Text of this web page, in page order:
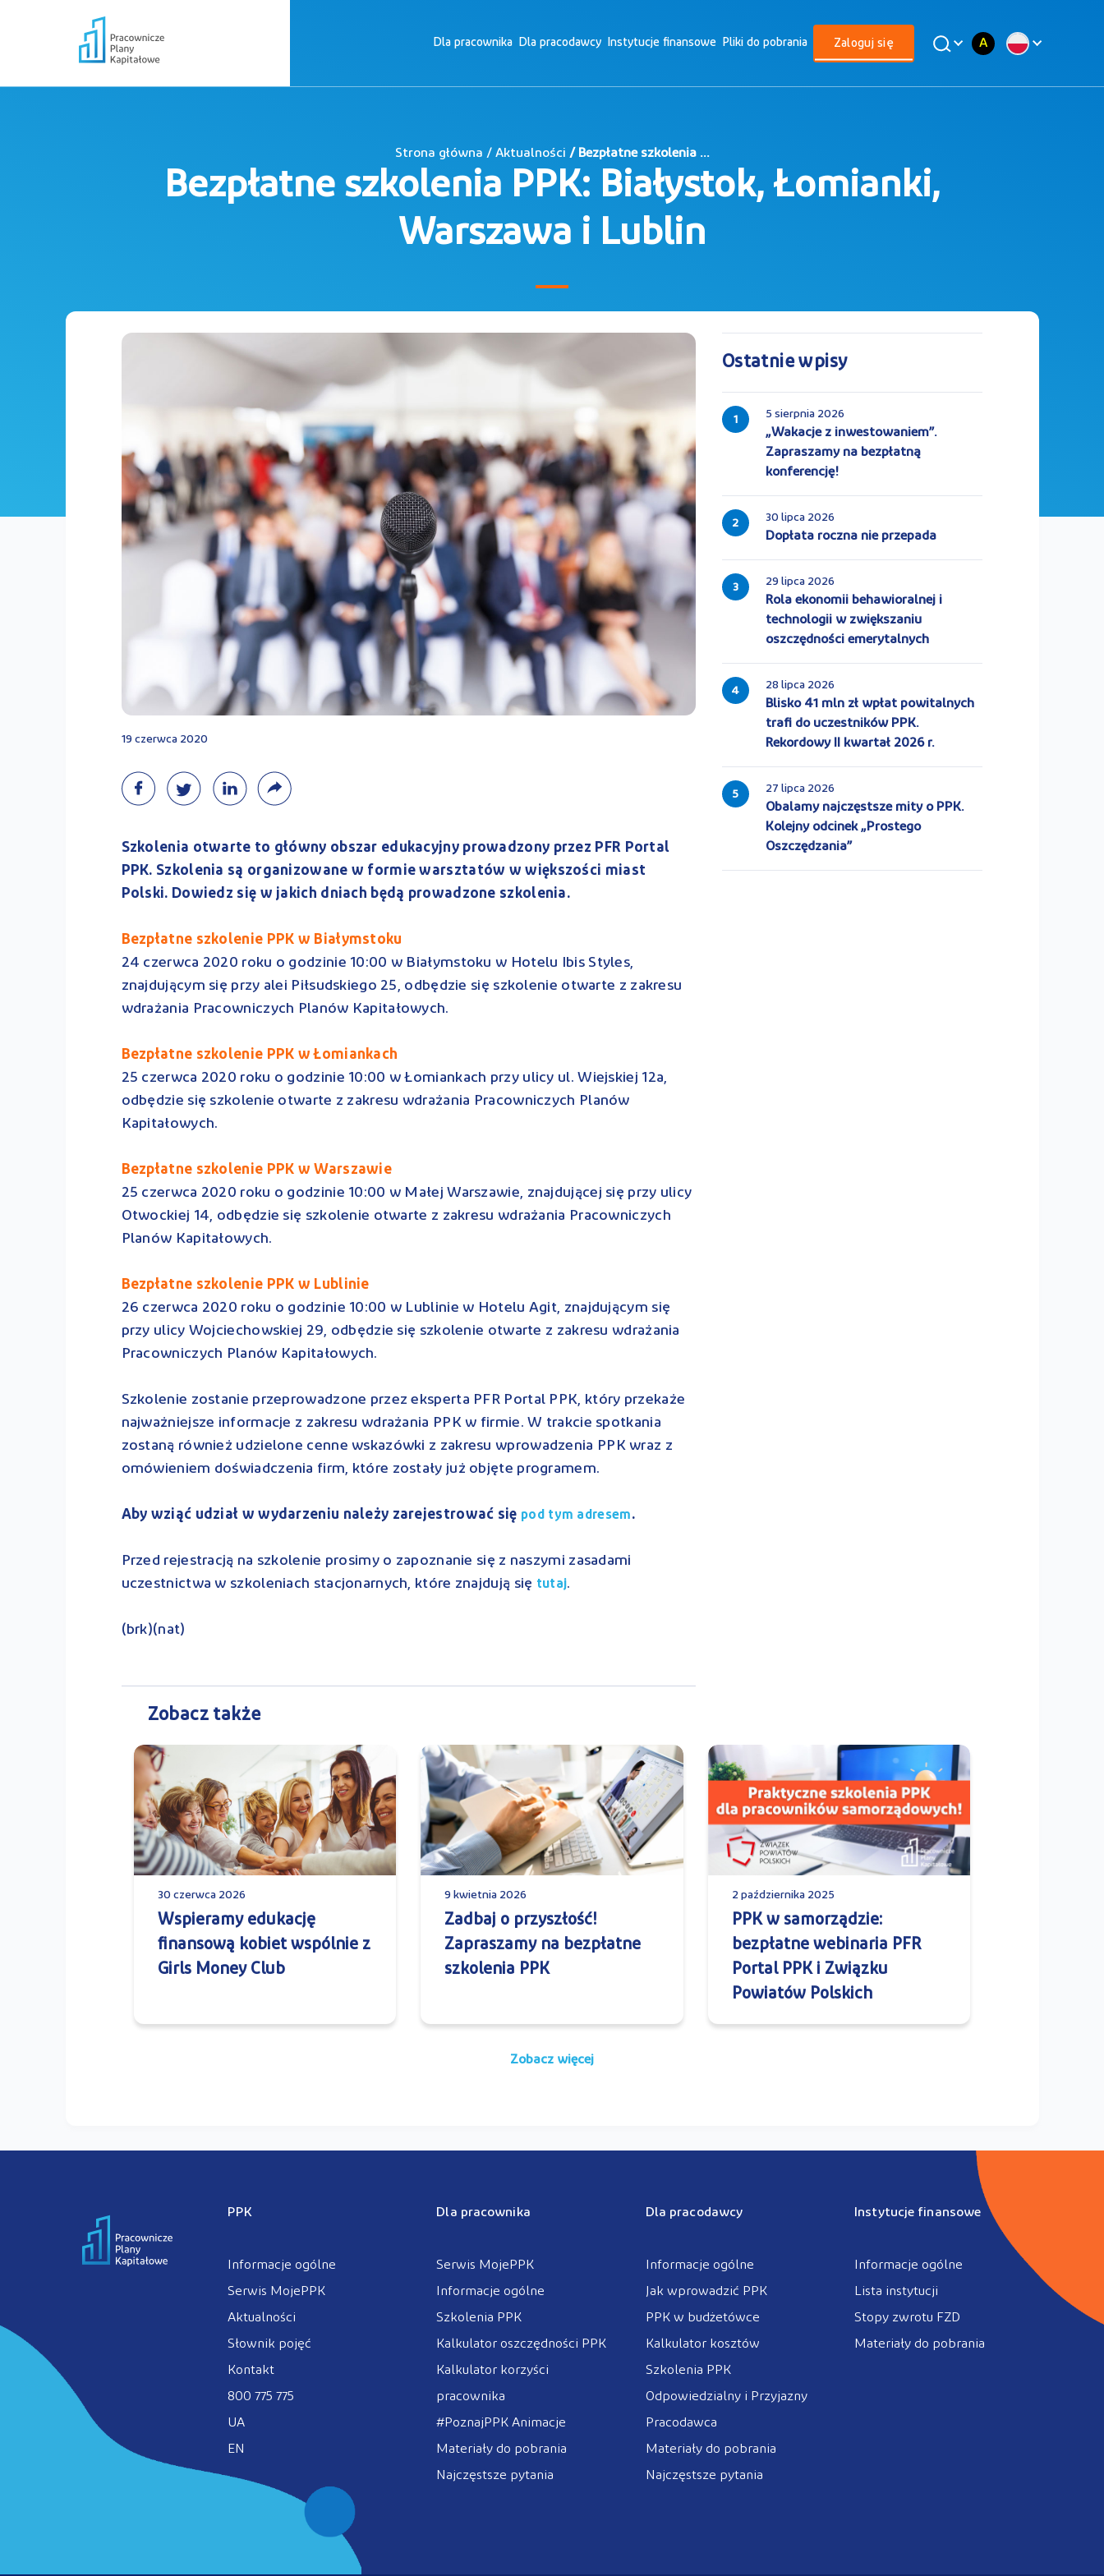
Dla pracownika Dla pracodawcy Instytucje finansowe Pliki do pobrania Zaloguj się A
Strona główna / Aktualności / Bezpłatne szkolenia ...
Bezpłatne szkolenia PPK: Białystok, Łomianki,
Warszawa i Lublin
19 czerwca 2020
Szkolenia otwarte to główny obszar edukacyjny prowadzony przez PFR Portal
PPK. Szkolenia są organizowane w formie warsztatów w większości miast
Polski. Dowiedz się w jakich dniach będą prowadzone szkolenia.
Bezpłatne szkolenie PPK w Białymstoku
24 czerwca 2020 roku o godzinie 10:00 w Białymstoku w Hotelu Ibis Styles,
znajdującym się przy alei Piłsudskiego 25, odbędzie się szkolenie otwarte z zakresu
wdrażania Pracowniczych Planów Kapitałowych.
Bezpłatne szkolenie PPK w Łomiankach
25 czerwca 2020 roku o godzinie 10:00 w Łomiankach przy ulicy ul. Wiejskiej 12a,
odbędzie się szkolenie otwarte z zakresu wdrażania Pracowniczych Planów
Kapitałowych.
Bezpłatne szkolenie PPK w Warszawie
25 czerwca 2020 roku o godzinie 10:00 w Małej Warszawie, znajdującej się przy ulicy
Otwockiej 14, odbędzie się szkolenie otwarte z zakresu wdrażania Pracowniczych
Planów Kapitałowych.
Bezpłatne szkolenie PPK w Lublinie
26 czerwca 2020 roku o godzinie 10:00 w Lublinie w Hotelu Agit, znajdującym się
przy ulicy Wojciechowskiej 29, odbędzie się szkolenie otwarte z zakresu wdrażania
Pracowniczych Planów Kapitałowych.
Szkolenie zostanie przeprowadzone przez eksperta PFR Portal PPK, który przekaże
najważniejsze informacje z zakresu wdrażania PPK w firmie. W trakcie spotkania
zostaną również udzielone cenne wskazówki z zakresu wprowadzenia PPK wraz z
omówieniem doświadczenia firm, które zostały już objęte programem.
Aby wziąć udział w wydarzeniu należy zarejestrować się pod tym adresem.
Przed rejestracją na szkolenie prosimy o zapoznanie się z naszymi zasadami
uczestnictwa w szkoleniach stacjonarnych, które znajdują się tutaj.
(brk)(nat)
Ostatnie wpisy
1 5 sierpnia 2026
„Wakacje z inwestowaniem”.
Zapraszamy na bezpłatną
konferencję!
2 30 lipca 2026
Dopłata roczna nie przepada
3 29 lipca 2026
Rola ekonomii behawioralnej i
technologii w zwiększaniu
oszczędności emerytalnych
4 28 lipca 2026
Blisko 41 mln zł wpłat powitalnych
trafi do uczestników PPK.
Rekordowy II kwartał 2026 r.
5 27 lipca 2026
Obalamy najczęstsze mity o PPK.
Kolejny odcinek „Prostego
Oszczędzania”
Zobacz także
30 czerwca 2026
Wspieramy edukację
finansową kobiet wspólnie z
Girls Money Club
9 kwietnia 2026
Zadbaj o przyszłość!
Zapraszamy na bezpłatne
szkolenia PPK
2 października 2025
PPK w samorządzie:
bezpłatne webinaria PFR
Portal PPK i Związku
Powiatów Polskich
Zobacz więcej
PPK
Informacje ogólne
Serwis MojePPK
Aktualności
Słownik pojęć
Kontakt
800 775 775
UA
EN
Dla pracownika
Serwis MojePPK
Informacje ogólne
Szkolenia PPK
Kalkulator oszczędności PPK
Kalkulator korzyści
pracownika
#PoznajPPK Animacje
Materiały do pobrania
Najczęstsze pytania
Dla pracodawcy
Informacje ogólne
Jak wprowadzić PPK
PPK w budżetówce
Kalkulator kosztów
Szkolenia PPK
Odpowiedzialny i Przyjazny
Pracodawca
Materiały do pobrania
Najczęstsze pytania
Instytucje finansowe
Informacje ogólne
Lista instytucji
Stopy zwrotu FZD
Materiały do pobrania